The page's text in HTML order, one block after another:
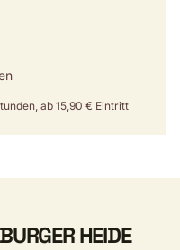
ab 15,90 € Eintritt
HEIDE